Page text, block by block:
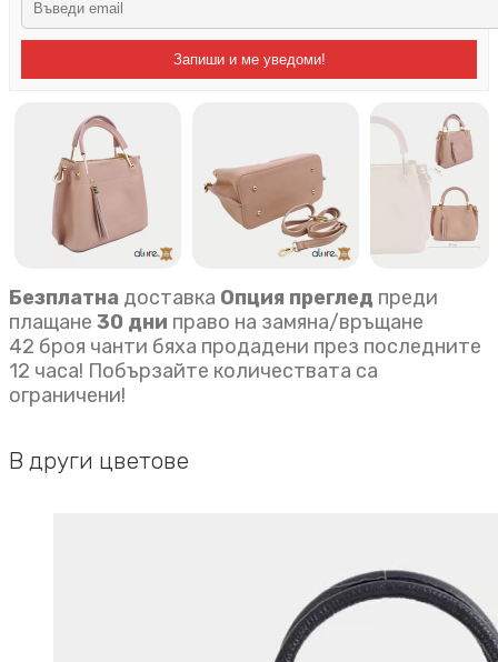
Запиши и ме уведоми!
Безплатна доставка Опция преглед преди
плащане 30 дни право на замяна/връщане
42 броя чанти бяха продадени през последните
12 часа! Побързайте количествата са
ограничени!
В други цветове